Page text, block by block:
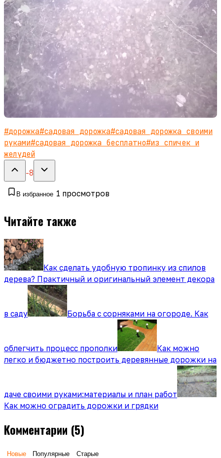
#дорожка#садовая дорожка#садовая дорожка своими
руками#садовая дорожка бесплатно#из спичек и
желудей
-8
В избранное 1 просмотров
Читайте также
Как сделать удобную тропинку из спилов
дерева? Практичный и оригинальный элемент декора
в саду Борьба с сорняками на огороде. Как
облегчить процесс прополки
Как можно
легко и бюджетно построить деревянные дорожки на
даче своими руками:материалы и план работ
Как можно оградить дорожки и грядки
Комментарии (5)
Новые Популярные Старые